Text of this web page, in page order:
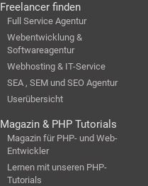
Freelancer finden
Full Service Agentur
Webentwicklung &
Softwareagentur
Webhosting & IT-Service
SEA , SEM und SEO Agentur
Userübersicht
Magazin & PHP Tutorials
Magazin für PHP- und Web-
Entwickler
Lernen mit unseren PHP-
Tutorials